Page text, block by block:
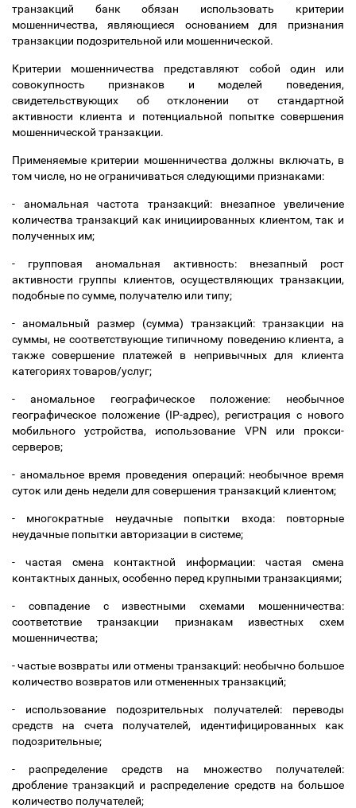
транзакций банк обязан использовать критерии
мошенничества, являющиеся основанием для признания
транзакции подозрительной или мошеннической.
Критерии мошенничества представляют собой один или
совокупность признаков и моделей поведения,
свидетельствующих об отклонении от стандартной
активности клиента и потенциальной попытке совершения
мошеннической транзакции.
Применяемые критерии мошенничества должны включать, в
том числе, но не ограничиваться следующими признаками:
- аномальная частота транзакций: внезапное увеличение
количества транзакций как инициированных клиентом, так и
полученных им;
- групповая аномальная активность: внезапный рост
активности группы клиентов, осуществляющих транзакции,
подобные по сумме, получателю или типу;
- аномальный размер (сумма) транзакций: транзакции на
суммы, не соответствующие типичному поведению клиента, а
также совершение платежей в непривычных для клиента
категориях товаров/услуг;
- аномальное географическое положение: необычное
географическое положение (IP-адрес), регистрация с нового
мобильного устройства, использование VPN или прокси-
серверов;
- аномальное время проведения операций: необычное время
суток или день недели для совершения транзакций клиентом;
- многократные неудачные попытки входа: повторные
неудачные попытки авторизации в системе;
- частая смена контактной информации: частая смена
контактных данных, особенно перед крупными транзакциями;
- совпадение с известными схемами мошенничества:
соответствие транзакции признакам известных схем
мошенничества;
- частые возвраты или отмены транзакций: необычно большое
количество возвратов или отмененных транзакций;
- использование подозрительных получателей: переводы
средств на счета получателей, идентифицированных как
подозрительные;
- распределение средств на множество получателей:
дробление транзакций и распределение средств на большое
количество получателей;